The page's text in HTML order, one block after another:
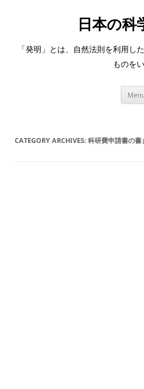
日本の科
「発明」とは、自然法則を利用し
ものをい
CATEGORY ARCHIVES: 科研費申請書の書